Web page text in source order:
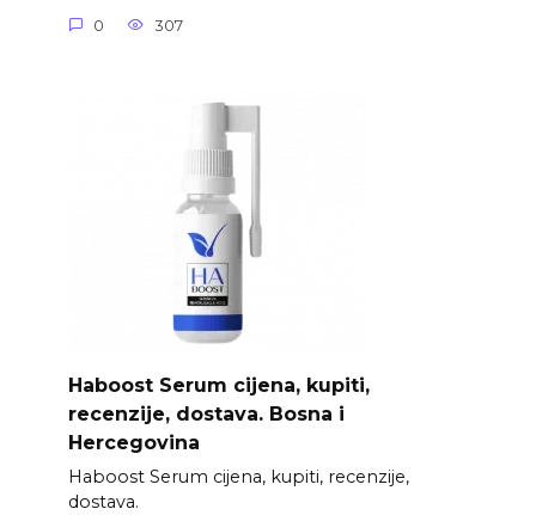
0 307
Haboost Serum cijena, kupiti,
recenzije, dostava. Bosna i
Hercegovina
Haboost Serum cijena, kupiti, recenzije,
dostava.